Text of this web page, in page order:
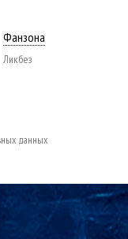
Фанзона
Ликбез
данных